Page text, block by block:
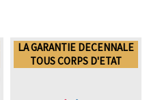
LA GARANTIE DECENNALE
TOUS CORPS D'ETAT